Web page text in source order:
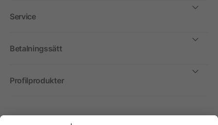
Service
Betalningssätt
Profilprodukter